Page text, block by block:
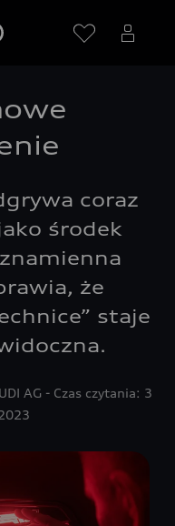
Audi
coraz
środek
że
staje
AG - Czas czytania: 3